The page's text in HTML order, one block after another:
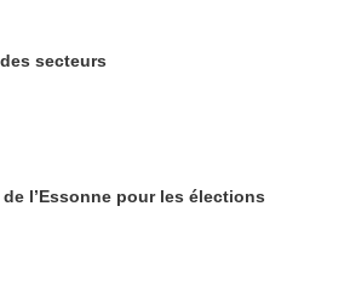
secteurs
de l’Essonne pour les élections